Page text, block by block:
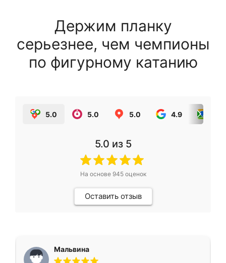
Держим планку
серьезнее, чем чемпионы
по фигурному катанию
5.0 5.0 5.0 4.9
5.0 из 5
На основе 945оценок
Оставить отзыв
Мальвина